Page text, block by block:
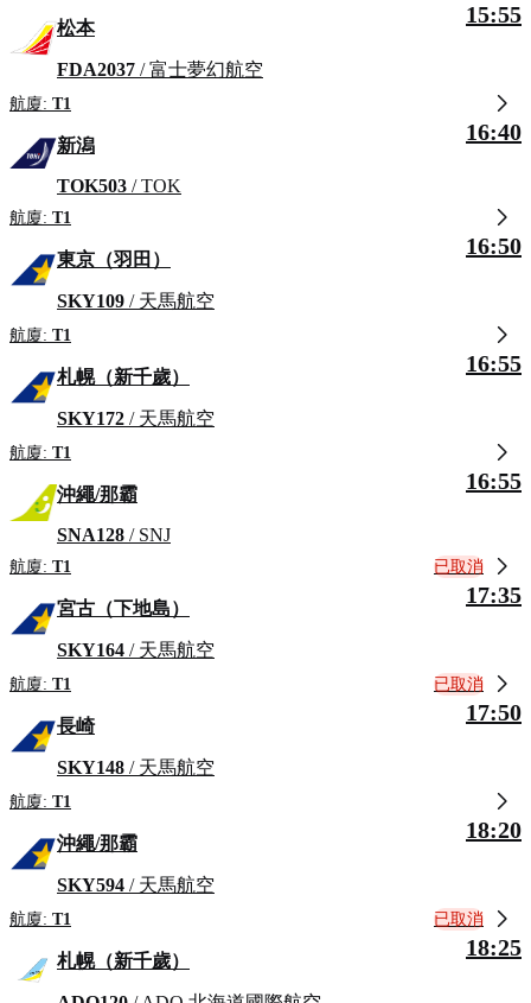
松本
FDA2037 / 富士夢幻航空
航廈: T1
15:55
新潟
TOK503 / TOK
航廈: T1
16:40
東京（羽田）
SKY109 / 天馬航空
航廈: T1
16:50
札幌（新千歲）
SKY172 / 天馬航空
航廈: T1
16:55
沖繩/那霸
SNA128 / SNJ
航廈: T1
16:55
已取消
宮古（下地島）
SKY164 / 天馬航空
航廈: T1
17:35
已取消
長崎
SKY148 / 天馬航空
航廈: T1
17:50
沖繩/那霸
SKY594 / 天馬航空
航廈: T1
18:20
已取消
札幌（新千歲）
18:25